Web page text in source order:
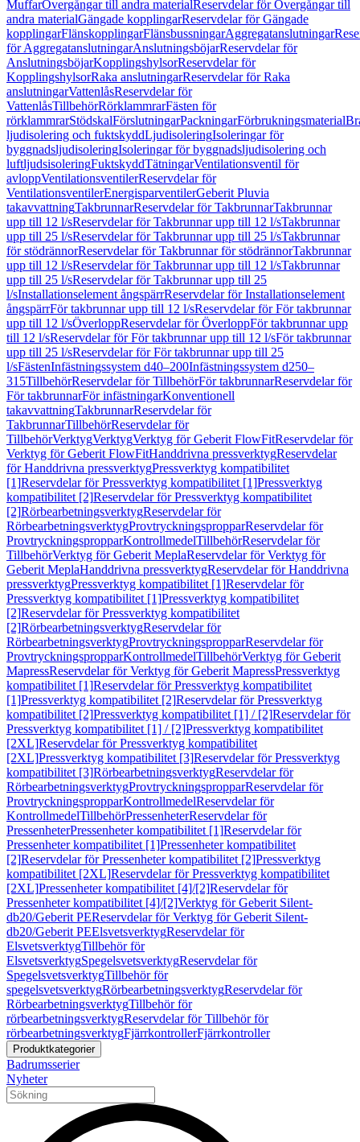
MuffarÖvergångar till andra materialReservdelar för Övergångar till
andra materialGängade kopplingarReservdelar för Gängade
kopplingarFlänskopplingarFlänsbussningarAggregatanslutningar
för AggregatanslutningarAnslutningsböjarReservdelar för
AnslutningsböjarKopplingshylsorReservdelar för
KopplingshylsorRaka anslutningarReservdelar för Raka
anslutningarVattenlåsReservdelar för
VattenlåsTillbehörRörklammrarFästen för
rörklammrarStödskalFörslutningarPackningarFörbrukningsmaterial
ljudisolering och fuktskyddLjudisoleringIsoleringar för
byggnadsljudisoleringIsoleringar för byggnadsljudisolering och
luftljudsisoleringFuktskyddTätningarVentilationsventil för
avloppVentilationsventilerReservdelar för
VentilationsventilerEnergisparventilerGeberit Pluvia
takavvattningTakbrunnarReservdelar för TakbrunnarTakbrunnar
upp till 12 l/sReservdelar för Takbrunnar upp till 12 l/sTakbrunnar
upp till 25 l/sReservdelar för Takbrunnar upp till 25 l/sTakbrunnar
för stödrännorReservdelar för Takbrunnar för stödrännorTakbrunnar
upp till 12 l/sReservdelar för Takbrunnar upp till 12 l/sTakbrunnar
upp till 25 l/sReservdelar för Takbrunnar upp till 25
l/sInstallationselement ångspärrReservdelar för Installationselement
ångspärrFör takbrunnar upp till 12 l/sReservdelar för För takbrunnar
upp till 12 l/sÖverloppReservdelar för ÖverloppFör takbrunnar upp
till 12 l/sReservdelar för För takbrunnar upp till 12 l/sFör takbrunnar
upp till 25 l/sReservdelar för För takbrunnar upp till 25
l/sFästenInfästningssystem d40–200Infästningssystem d250–
315TillbehörReservdelar för TillbehörFör takbrunnarReservdelar för
För takbrunnarFör infästningarKonventionell
takavvattningTakbrunnarReservdelar för
TakbrunnarTillbehörReservdelar för
TillbehörVerktygVerktygVerktyg för Geberit FlowFitReservdelar för
Verktyg för Geberit FlowFitHanddrivna pressverktygReservdelar
för Handdrivna pressverktygPressverktyg kompatibilitet
[1]Reservdelar för Pressverktyg kompatibilitet [1]Pressverktyg
kompatibilitet [2]Reservdelar för Pressverktyg kompatibilitet
[2]RörbearbetningsverktygReservdelar för
RörbearbetningsverktygProvtryckningspropparReservdelar för
ProvtryckningspropparKontrollmedelTillbehörReservdelar för
TillbehörVerktyg för Geberit MeplaReservdelar för Verktyg för
Geberit MeplaHanddrivna pressverktygReservdelar för Handdrivna
pressverktygPressverktyg kompatibilitet [1]Reservdelar för
Pressverktyg kompatibilitet [1]Pressverktyg kompatibilitet
[2]Reservdelar för Pressverktyg kompatibilitet
[2]RörbearbetningsverktygReservdelar för
RörbearbetningsverktygProvtryckningspropparReservdelar för
ProvtryckningspropparKontrollmedelTillbehörVerktyg för Geberit
MapressReservdelar för Verktyg för Geberit MapressPressverktyg
kompatibilitet [1]Reservdelar för Pressverktyg kompatibilitet
[1]Pressverktyg kompatibilitet [2]Reservdelar för Pressverktyg
kompatibilitet [2]Pressverktyg kompatibilitet [1] / [2]Reservdelar för
Pressverktyg kompatibilitet [1] / [2]Pressverktyg kompatibilitet
[2XL]Reservdelar för Pressverktyg kompatibilitet
[2XL]Pressverktyg kompatibilitet [3]Reservdelar för Pressverktyg
kompatibilitet [3]RörbearbetningsverktygReservdelar för
RörbearbetningsverktygProvtryckningspropparReservdelar för
ProvtryckningspropparKontrollmedelReservdelar för
KontrollmedelTillbehörPressenheterReservdelar för
PressenheterPressenheter kompatibilitet [1]Reservdelar för
Pressenheter kompatibilitet [1]Pressenheter kompatibilitet
[2]Reservdelar för Pressenheter kompatibilitet [2]Pressverktyg
kompatibilitet [2XL]Reservdelar för Pressverktyg kompatibilitet
[2XL]Pressenheter kompatibilitet [4]/[2]Reservdelar för
Pressenheter kompatibilitet [4]/[2]Verktyg för Geberit Silent-
db20/Geberit PEReservdelar för Verktyg för Geberit Silent-
db20/Geberit PEElsvetsverktygReservdelar för
ElsvetsverktygTillbehör för
ElsvetsverktygSpegelsvetsverktygReservdelar för
SpegelsvetsverktygTillbehör för
spegelsvetsverktygRörbearbetningsverktygReservdelar för
RörbearbetningsverktygTillbehör för
rörbearbetningsverktygReservdelar för Tillbehör för
rörbearbetningsverktygFjärrkontrollerFjärrkontroller
Produktkategorier
Badrumsserier
Nyheter